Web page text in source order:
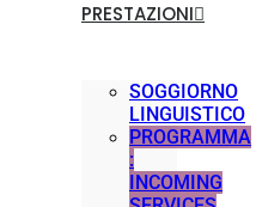
PRESTAZIONI
SOGGIORNO
LINGUISTICO
PROGRAMMA
:
INCOMING